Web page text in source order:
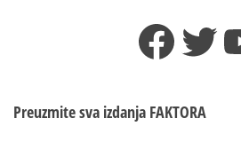
Preuzmite sva izdanja FAKTORA